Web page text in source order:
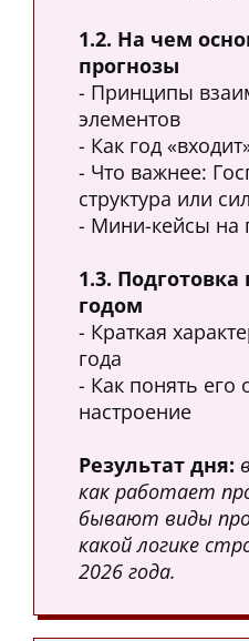
1.2. На чем
прогнозы
- Принципы
элементов
- Как год
- Что важнее:
структура или
- Мини-кейсы на
1.3. Подготовка
годом
- Краткая
года
- Как понять
настроение
Результат дня:
как работает
бывают виды
какой логике
2026 года.